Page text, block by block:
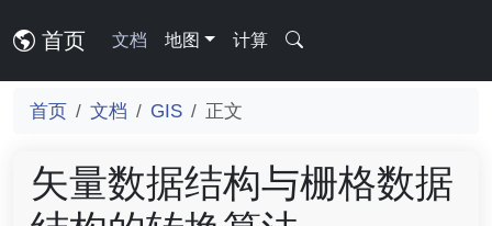
首页 文档 地图 计算
首页 文档 GIS 正文
矢量数据结构与栅格数据